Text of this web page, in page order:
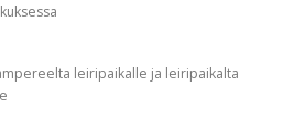
leiripaikalle ja leiripaikalta